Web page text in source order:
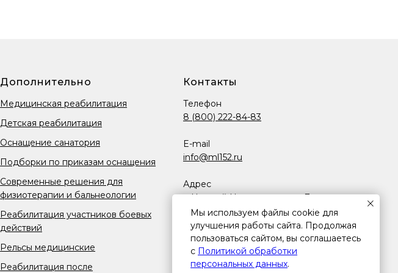
Мы используем файлы cookie для
улучшения работы сайта. Продолжая
пользоваться сайтом, вы соглашаетесь
с Политикой обработки
персональных данных.
Дополнительно
Медицинская реабилитация
Детская реабилитация
Оснащение санатория
Подборки по приказам оснащения
Современные решения для
физиотерапии и бальнеологии
Реабилитация участников боевых
действий
Рельсы медицинские
Реабилитация после
Контакты
Телефон
8 (800) 222-84-83
E-mail
info@ml152.ru
Адрес
г. Нижний Новгород, пр-кт Ленина,
д. 98д к. 1, помещ. п6
Режим работы
Пн-Пт.: 8:00-17:00 (МСК)